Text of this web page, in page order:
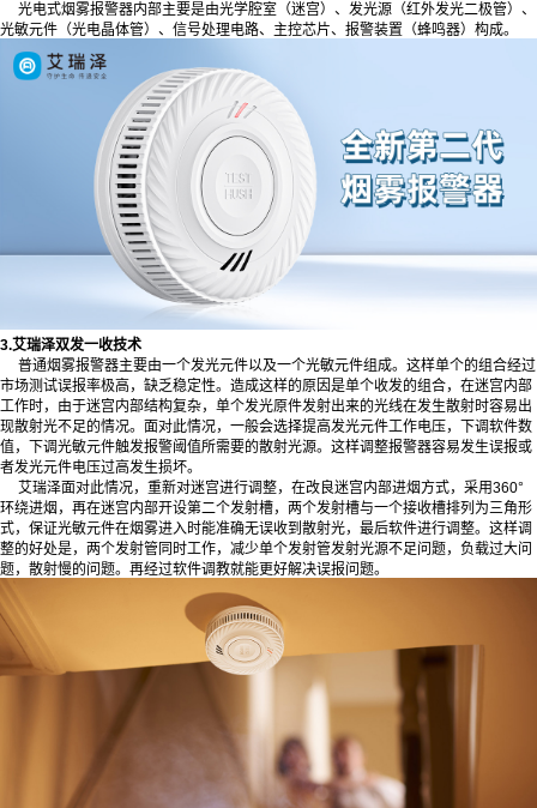
光电式烟雾报警器内部主要是由光学腔室（迷宫）、发光源（红外发光二极管）、
光敏元件（光电晶体管）、信号处理电路、主控芯片、报警装置（蜂鸣器）构成。
3.艾瑞泽双发一收技术
普通烟雾报警器主要由一个发光元件以及一个光敏元件组成。这样单个的组合经过
市场测试误报率极高，缺乏稳定性。造成这样的原因是单个收发的组合，在迷宫内部
工作时，由于迷宫内部结构复杂，单个发光原件发射出来的光线在发生散射时容易出
现散射光不足的情况。面对此情况，一般会选择提高发光元件工作电压，下调软件数
值，下调光敏元件触发报警阈值所需要的散射光源。这样调整报警器容易发生误报或
者发光元件电压过高发生损坏。
艾瑞泽面对此情况，重新对迷宫进行调整，在改良迷宫内部进烟方式，采用360°
环绕进烟，再在迷宫内部开设第二个发射槽，两个发射槽与一个接收槽排列为三角形
式，保证光敏元件在烟雾进入时能准确无误收到散射光，最后软件进行调整。这样调
整的好处是，两个发射管同时工作，减少单个发射管发射光源不足问题，负载过大问
题，散射慢的问题。再经过软件调教就能更好解决误报问题。